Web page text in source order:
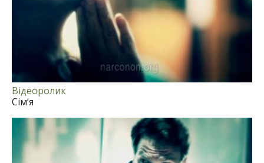
Відеоролик
Сім’я